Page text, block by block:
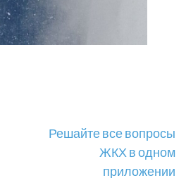
Решайте все вопросы
ЖКХ в одном
приложении